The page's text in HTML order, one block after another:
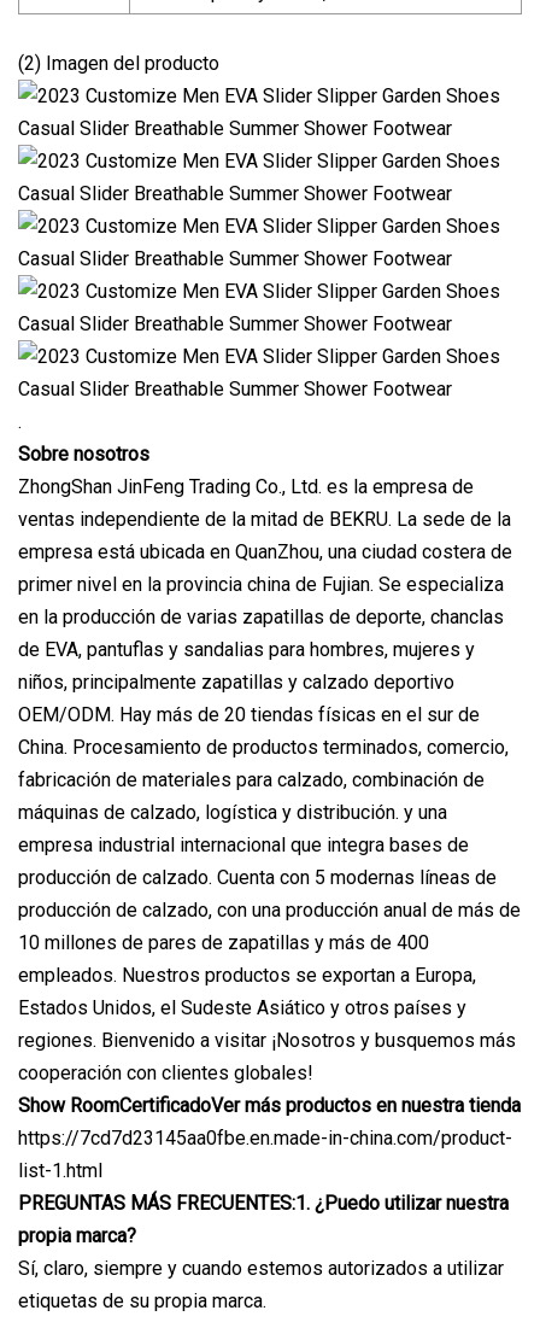
(2) Imagen del producto
.
Sobre nosotros
ZhongShan JinFeng Trading Co., Ltd. es la empresa de
ventas independiente de la mitad de BEKRU. La sede de la
empresa está ubicada en QuanZhou, una ciudad costera de
primer nivel en la provincia china de Fujian. Se especializa
en la producción de varias zapatillas de deporte, chanclas
de EVA, pantuflas y sandalias para hombres, mujeres y
niños, principalmente zapatillas y calzado deportivo
OEM/ODM. Hay más de 20 tiendas físicas en el sur de
China. Procesamiento de productos terminados, comercio,
fabricación de materiales para calzado, combinación de
máquinas de calzado, logística y distribución. y una
empresa industrial internacional que integra bases de
producción de calzado. Cuenta con 5 modernas líneas de
producción de calzado, con una producción anual de más de
10 millones de pares de zapatillas y más de 400
empleados. Nuestros productos se exportan a Europa,
Estados Unidos, el Sudeste Asiático y otros países y
regiones. Bienvenido a visitar ¡Nosotros y busquemos más
cooperación con clientes globales!
Show RoomCertificadoVer más productos en nuestra tienda
https://7cd7d23145aa0fbe.en.made-in-china.com/product-
list-1.html
PREGUNTAS MÁS FRECUENTES:1. ¿Puedo utilizar nuestra
propia marca?
Sí, claro, siempre y cuando estemos autorizados a utilizar
etiquetas de su propia marca.